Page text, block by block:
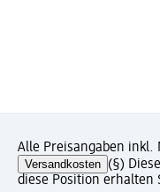
Alle Preisangaben inkl.
Versandkosten (§)
diese Position erhalten